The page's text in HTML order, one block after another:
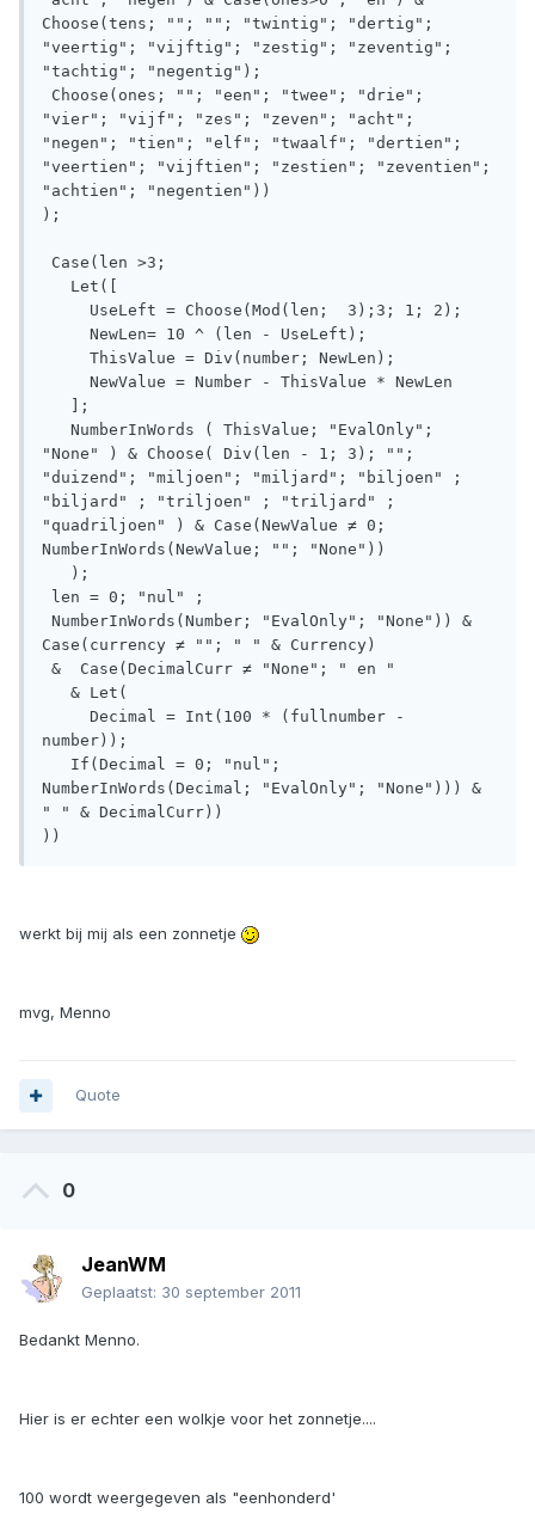
Choose(tens; ""; ""; "twintig"; "dertig";
"veertig"; "vijftig"; "zestig"; "zeventig";
"tachtig"; "negentig");
"vier"; "vijf"; "zes"; "zeven"; "acht";
"negen"; "tien"; "elf"; "twaalf"; "dertien";
"veertien"; "vijftien"; "zestien"; "zeventien";
"achtien"; "negentien"))
);
"None" ) & Choose( Div(len - 1; 3); "";
"duizend"; "miljoen"; "miljard"; "biljoen" ;
"biljard" ; "triljoen" ; "triljard" ;
"quadriljoen" ) & Case(NewValue ≠ 0;
NumberInWords(NewValue; ""; "None"))
Case(currency ≠ ""; " " & Currency)
number));
NumberInWords(Decimal; "EvalOnly"; "None"))) &
" " & DecimalCurr))
))
werkt bij mij als een zonnetje
mvg, Menno
Quote
0
JeanWM
Geplaatst: 30 september 2011
Bedankt Menno.
Hier is er echter een wolkje voor het zonnetje....
100 wordt weergegeven als "eenhonderd'